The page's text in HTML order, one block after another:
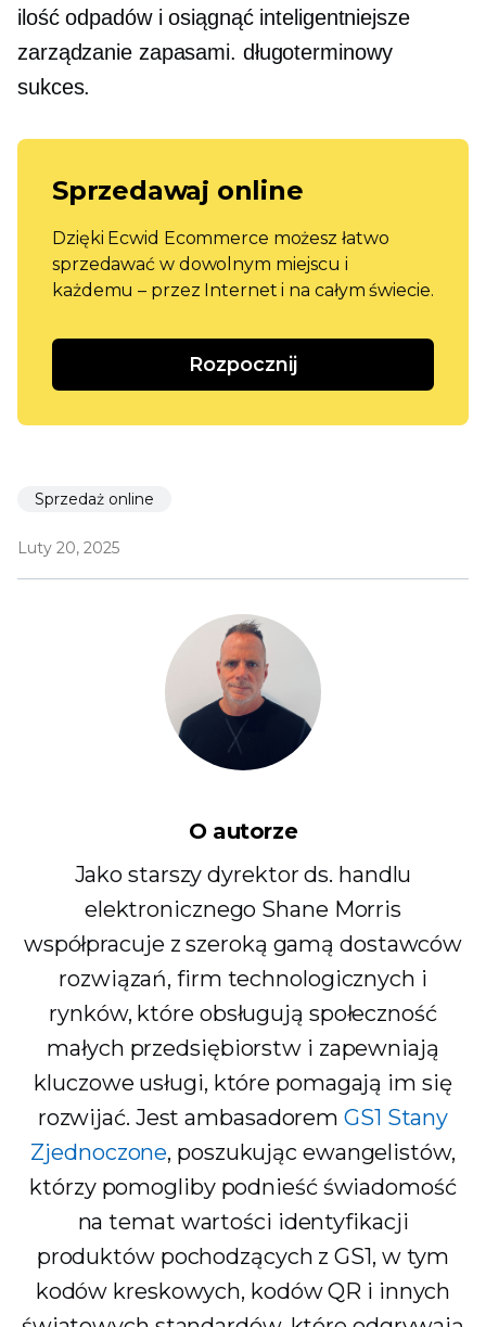
ilość odpadów i osiągnąć inteligentniejsze
zarządzanie zapasami. długoterminowy
sukces.
Sprzedawaj online
Dzięki Ecwid Ecommerce możesz łatwo
sprzedawać w dowolnym miejscu i
każdemu – przez Internet i na całym świecie.
Rozpocznij
Sprzedaż online
Luty 20, 2025
O autorze
Jako starszy dyrektor ds. handlu
elektronicznego Shane Morris
współpracuje z szeroką gamą dostawców
rozwiązań, firm technologicznych i
rynków, które obsługują społeczność
małych przedsiębiorstw i zapewniają
kluczowe usługi, które pomagają im się
rozwijać. Jest ambasadoremGS1 Stany
Zjednoczone, poszukując ewangelistów,
którzy pomogliby podnieść świadomość
na temat wartości identyfikacji
produktów pochodzących z GS1, w tym
kodów kreskowych, kodów QR i innych